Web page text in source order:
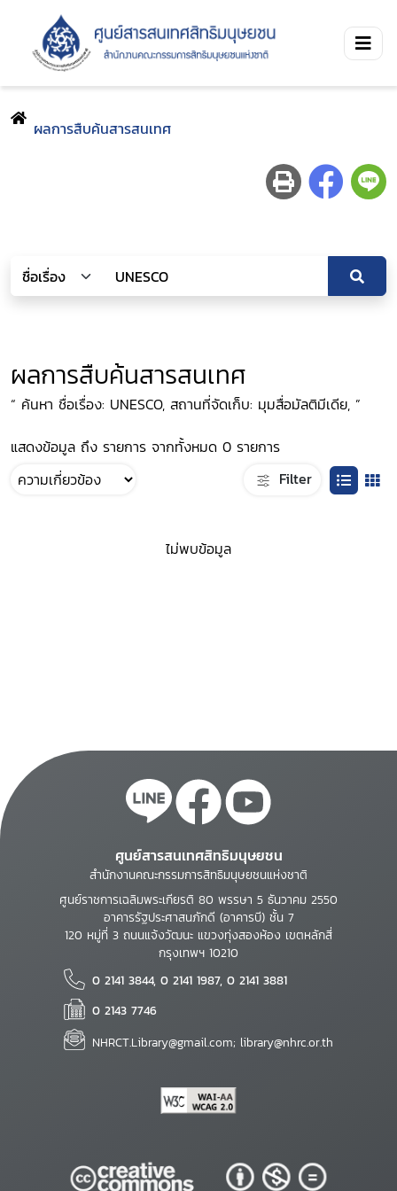
ผลการสืบค้นสารสนเทศ
ผลการสืบค้นสารสนเทศ
“ ค้นหา ชื่อเรื่อง: UNESCO, สถานที่จัดเก็บ: มุมสื่อมัลติมีเดีย, ”
แสดงข้อมูล ถึง รายการ จากทั้งหมด 0 รายการ
Filter
ไม่พบข้อมูล
ศูนย์สารสนเทศสิทธิมนุษยชน
สำนักงานคณะกรรมการสิทธิมนุษยชนแห่งชาติ
ศูนย์ราชการเฉลิมพระเกียรติ 80 พรรษา 5 ธันวาคม 2550
อาคารรัฐประศาสนภักดี (อาคารบี) ชั้น 7
120 หมู่ที่ 3 ถนนแจ้งวัฒนะ แขวงทุ่งสองห้อง เขตหลักสี่
กรุงเทพฯ 10210
0 2141 3844, 0 2141 1987, 0 2141 3881
0 2143 7746
NHRCT.Library@gmail.com; library@nhrc.or.th